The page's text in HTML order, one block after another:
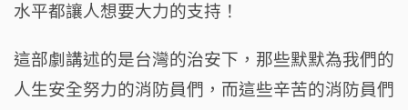
水平都讓人想要大力的支持！
這部劇講述的是台灣的治安下，那些默默為我們的
人生安全努力的消防員們，而這些辛苦的消防員們